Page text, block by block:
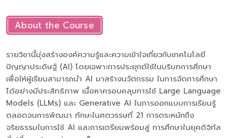
About the Course
รายวิชานี้มุ่งสร้างองค์ความรู้และความเข้าใจเกี่ยวกับเทคโนโลยี
ปัญญาประดิษฐ์ (AI) โดยเฉพาะการประยุกต์ใช้ในบริบทการศึกษา
เพื่อให้ผู้เรียนสามารถนำ AI มาสร้างนวัตกรรม ในการจัดการศึกษา
ได้อย่างมีประสิทธิภาพ เนื้อหาครอบคลุมการใช้ Large Language
Models (LLMs) และ Generative AI ในการออกแบบการเรียนรู้
ตลอดจนการพัฒนา ทักษะในศตวรรษที่ 21 การตระหนักถึง
จริยธรรมในการใช้ AI และการเตรียมพร้อมสู่ การศึกษาในยุคดิจิทัล